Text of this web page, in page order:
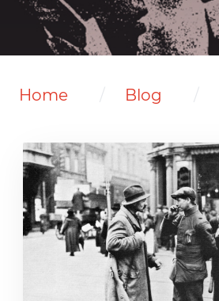
Home Blog